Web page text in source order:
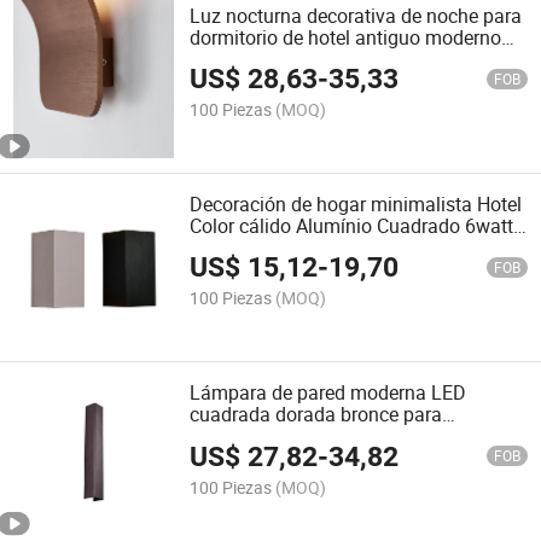
Luz nocturna decorativa de noche para
dormitorio de hotel antiguo moderno
12W lámparas de pared LED
US$28,63-35,33 FOB
100 Piezas (MOQ)
Decoración de hogar minimalista Hotel
Color cálido Alumínio Cuadrado 6watt
Iluminación de pared LED
US$ 15,12-19,70 FOB
100 Piezas (MOQ)
Lámpara de pared moderna LED
cuadrada dorada bronce para
US$27,82-34,82 FOB
100 Piezas (MOQ)